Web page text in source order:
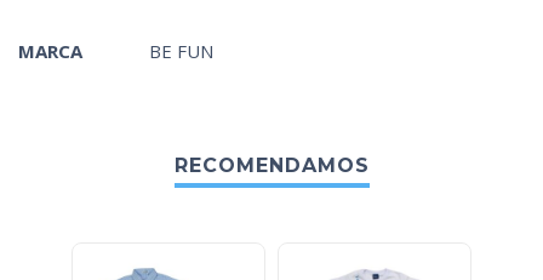
MARCA BE FUN
RECOMENDAMOS